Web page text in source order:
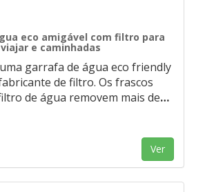
eco amigável com filtro para
viajar e caminhadas
garrafa de água eco friendly
de filtro. Os frascos
de água removem mais de…
Ver